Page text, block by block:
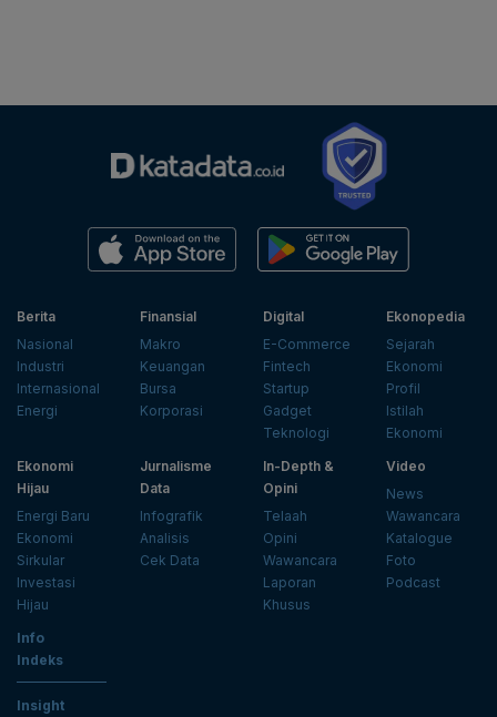
Berita
Nasional
Industri
Internasional
Energi
Finansial
Makro
Keuangan
Bursa
Korporasi
Digital
E-Commerce
Fintech
Startup
Gadget
Teknologi
Ekonopedia
Sejarah
Ekonomi
Profil
Istilah
Ekonomi
Ekonomi
Hijau
Energi Baru
Ekonomi
Sirkular
Investasi
Hijau
Jurnalisme
Data
Infografik
Analisis
Cek Data
In-Depth &
Opini
Telaah
Opini
Wawancara
Laporan
Khusus
Video
News
Wawancara
Katalogue
Foto
Podcast
Info
Indeks
Insight